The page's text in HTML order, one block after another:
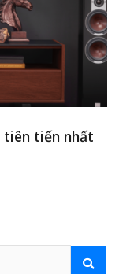
tiên tiến nhất